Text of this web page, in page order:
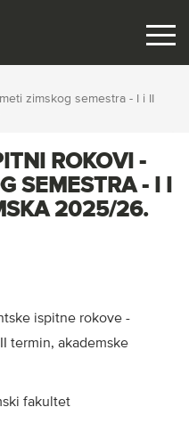
zimskog semestra - I i II
ROKOVI -
SEMESTRA - I I
2025/26.
ispitne rokove -
termin, akademske
fakultet